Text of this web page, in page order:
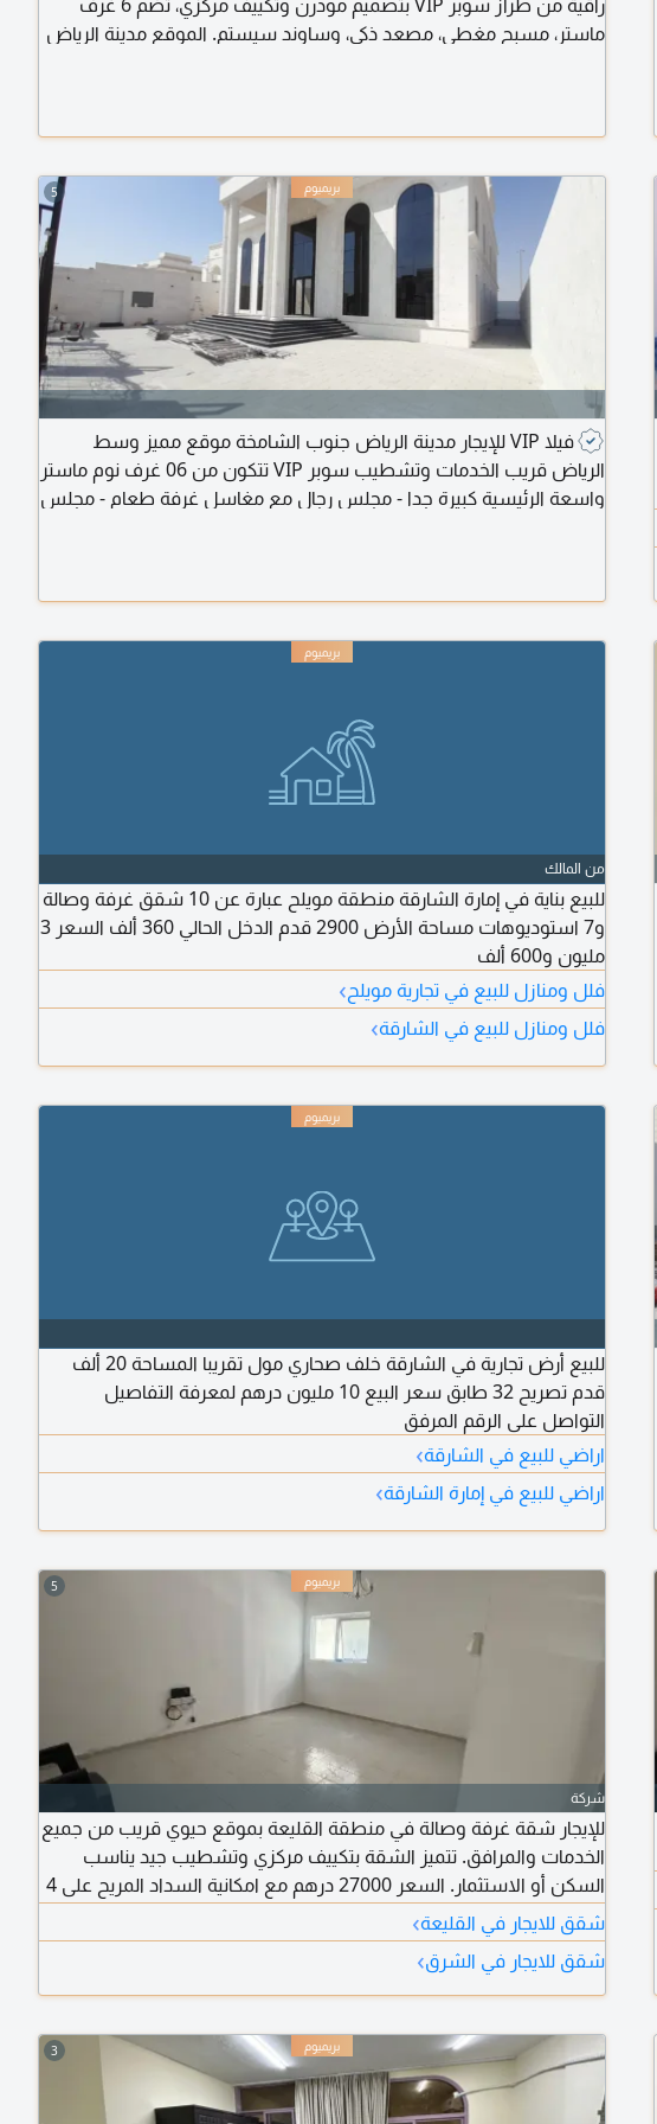
ماستر، مسبح مغطى، مصعد ذكي، وساوند سيستم. الموقع مدينة الرياض
5
فيلا VIP للإيجار مدينة الرياض جنوب الشامخة موقع مميز وسط
الرياض قريب الخدمات وتشطيب سوبر VIP تتكون من 06 غرف نوم ماستر
واسعة الرئيسية كبيرة جدا - مجلس رجال مع مغاسل غرفة طعام - مجلس
من المالك
للبيع بناية في إمارة الشارقة منطقة مويلح عبارة عن 10 شقق غرفة وصالة
و7 استوديوهات مساحة الأرض 2900 قدم الدخل الحالي 360 ألف السعر 3
مليون و600 ألف
فلل ومنازل للبيع في تجارية مويلح›
فلل ومنازل للبيع في الشارقة›
للبيع أرض تجارية في الشارقة خلف صحاري مول تقريبا المساحة 20 ألف
قدم تصريح 32 طابق سعر البيع 10 مليون درهم لمعرفة التفاصيل
التواصل على الرقم المرفق
اراضي للبيع في الشارقة›
اراضي للبيع في إمارة الشارقة›
5
شركة
للإيجار شقة غرفة وصالة في منطقة القليعة بموقع حيوي قريب من جميع
الخدمات والمرافق. تتميز الشقة بتكييف مركزي وتشطيب جيد يناسب
السكن أو الاستثمار. السعر 27000 درهم مع امكانية السداد المريح على 4
أو 6 دفعات. فرصة مميزة لمن يبحث عن السكن براحة تواصل الآن لمعرفة
التفاصيل
شقق للايجار في القليعة›
شقق للايجار في الشرق›
3